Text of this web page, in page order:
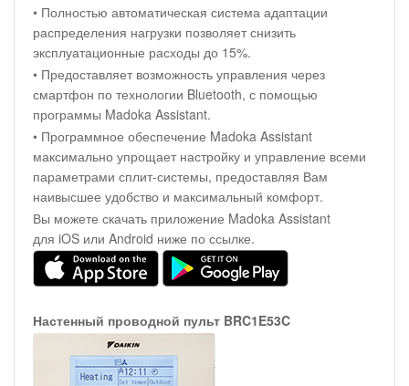
• Полностью автоматическая система адаптации
распределения нагрузки позволяет снизить
эксплуатационные расходы до 15%.
• Предоставляет возможность управления через
смартфон по технологии Bluetooth, с помощью
программы Madoka Assistant.
• Программное обеспечение Madoka Assistant
максимально упрощает настройку и управление всеми
параметрами сплит-системы, предоставляя Вам
наивысшее удобство и максимальный комфорт.
Вы можете скачать приложение Madoka Assistant
для iOS или Android ниже по ссылке.
Настенный проводной пульт BRC1E53C